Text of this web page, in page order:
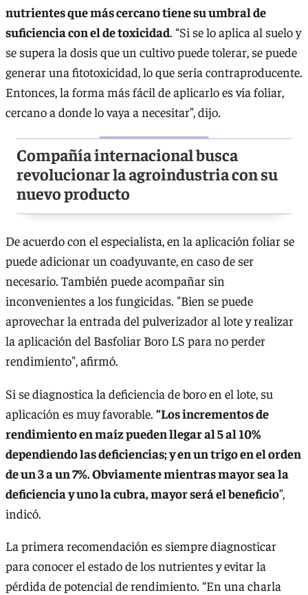
nutrientes que más cercano tiene su umbral de
suficiencia con el de toxicidad. “Si se lo aplica al suelo y
se supera la dosis que un cultivo puede tolerar, se puede
generar una fitotoxicidad, lo que sería contraproducente.
Entonces, la forma más fácil de aplicarlo es vía foliar,
cercano a donde lo vaya a necesitar”, dijo.
Compañía internacional busca
revolucionar la agroindustria con su
nuevo producto
De acuerdo con el especialista, en la aplicación foliar se
puede adicionar un coadyuvante, en caso de ser
necesario. También puede acompañar sin
inconvenientes a los fungicidas. "Bien se puede
aprovechar la entrada del pulverizador al lote y realizar
la aplicación del Basfoliar Boro LS para no perder
rendimiento", afirmó.
Si se diagnostica la deficiencia de boro en el lote, su
aplicación es muy favorable. “Los incrementos de
rendimiento en maíz pueden llegar al 5 al 10%
dependiendo las deficiencias; y en un trigo en el orden
de un 3 a un 7%. Obviamente mientras mayor sea la
deficiencia y uno la cubra, mayor será el beneficio”,
indicó.
La primera recomendación es siempre diagnosticar
para conocer el estado de los nutrientes y evitar la
pérdida de potencial de rendimiento. “En una charla